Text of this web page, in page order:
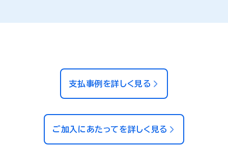
支払事例を詳しく見る
ご加入にあたってを詳しく見る